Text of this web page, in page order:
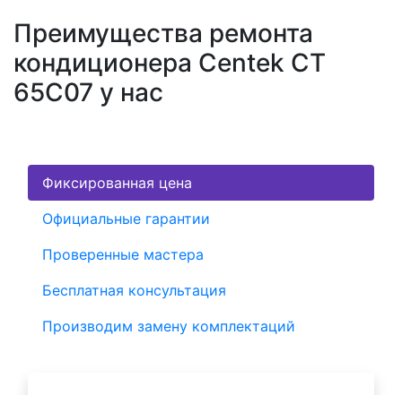
Преимущества ремонта
кондиционера Centek CT
65C07 у нас
Фиксированная цена
Официальные гарантии
Проверенные мастера
Бесплатная консультация
Производим замену комплектаций